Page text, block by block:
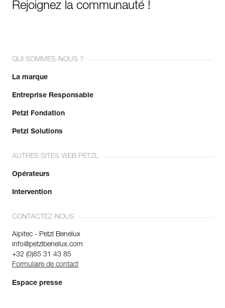
Rejoignez la communauté !
QUI SOMMES-NOUS ?
La marque
Entreprise Responsable
Petzl Fondation
Petzl Solutions
AUTRES SITES WEB PETZL
Opérateurs
Intervention
CONTACTEZ-NOUS
Alpitec - Petzl Benelux
info@petzlbenelux.com
+32 (0)85 31 43 85
Formulaire de contact
Espace presse